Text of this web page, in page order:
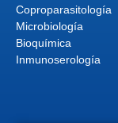
Coproparasitología
Microbiología
Bioquímica
Inmunoserología